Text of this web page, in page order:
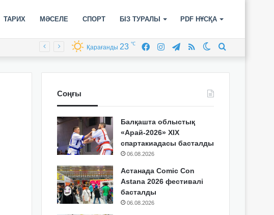
ТАРИХ МӘСЕЛЕ СПОРТ БІЗ ТУРАЛЫ PDF НҰСҚА
Switch
RSS
Telegram
Instagram
Facebook
Қарағанды 23 ℃
Соңғы
Балқашта облыстық
«Арай-2026» XIX
спартакиадасы басталды
06.08.2026
Астанада Comic Con
Astana 2026 фестивалі
басталды
06.08.2026